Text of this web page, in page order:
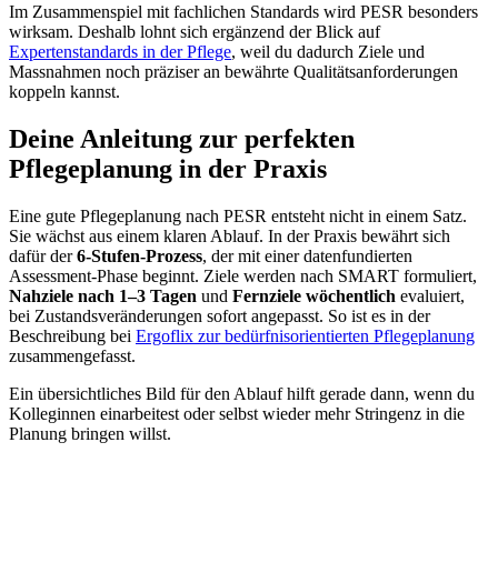
Im Zusammenspiel mit fachlichen Standards wird PESR besonders
wirksam. Deshalb lohnt sich ergänzend der Blick auf
Expertenstandards in der Pflege, weil du dadurch Ziele und
Massnahmen noch präziser an bewährte Qualitätsanforderungen
koppeln kannst.
Deine Anleitung zur perfekten
Pflegeplanung in der Praxis
Eine gute Pflegeplanung nach PESR entsteht nicht in einem Satz.
Sie wächst aus einem klaren Ablauf. In der Praxis bewährt sich
dafür der6-Stufen-Prozess, der mit einer datenfundierten
Assessment-Phase beginnt. Ziele werden nach SMART formuliert,
Nahziele nach 1–3 Tagen und Fernziele wöchentlich evaluiert,
bei Zustandsveränderungen sofort angepasst. So ist es in der
Beschreibung bei Ergoflix zur bedürfnisorientierten Pflegeplanung
zusammengefasst.
Ein übersichtliches Bild für den Ablauf hilft gerade dann, wenn du
Kolleginnen einarbeitest oder selbst wieder mehr Stringenz in die
Planung bringen willst.